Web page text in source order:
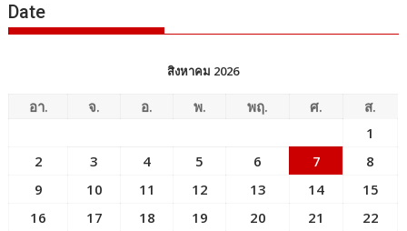
Date
สิงหาคม 2026
อา. จ. อ. พ. พฤ. ศ.
ส.
1
2
3 4 5 6 7
8
9
10 11 12 13 14
15
16
17 18 19 20 21
22